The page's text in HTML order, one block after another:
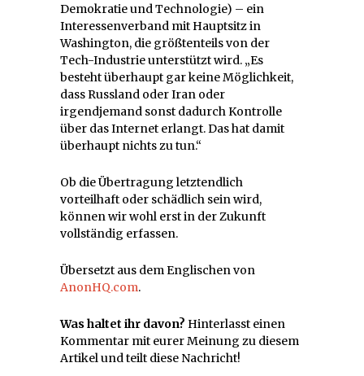
Demokratie und Technologie) – ein
Interessenverband mit Hauptsitz in
Washington, die größtenteils von der
Tech-Industrie unterstützt wird. „Es
besteht überhaupt gar keine Möglichkeit,
dass Russland oder Iran oder
irgendjemand sonst dadurch Kontrolle
über das Internet erlangt. Das hat damit
überhaupt nichts zu tun.“
Ob die Übertragung letztendlich
vorteilhaft oder schädlich sein wird,
können wir wohl erst in der Zukunft
vollständig erfassen.
Übersetzt aus dem Englischen von
AnonHQ.com.
Was haltet ihr davon? Hinterlasst einen
Kommentar mit eurer Meinung zu diesem
Artikel und teilt diese Nachricht!